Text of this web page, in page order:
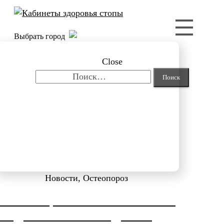
Выбрать город
Close
Новости, Остеопороз